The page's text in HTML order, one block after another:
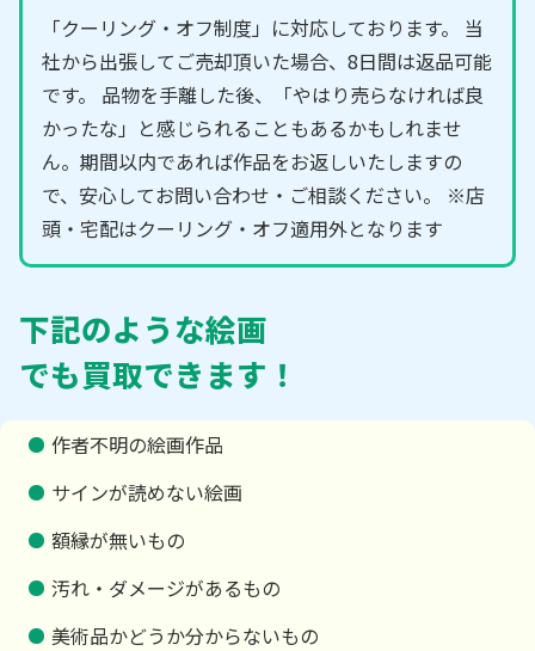
「クーリング・オフ制度」に対応しております。 当
社から出張してご売却頂いた場合、8日間は返品可能
です。 品物を手離した後、「やはり売らなければ良
かったな」と感じられることもあるかもしれませ
ん。期間以内であれば作品をお返しいたしますの
で、安心してお問い合わせ・ご相談ください。 ※店
頭・宅配はクーリング・オフ適用外となります
下記のような絵画
でも買取できます！
作者不明の絵画作品
サインが読めない絵画
額縁が無いもの
汚れ・ダメージがあるもの
美術品かどうか分からないもの